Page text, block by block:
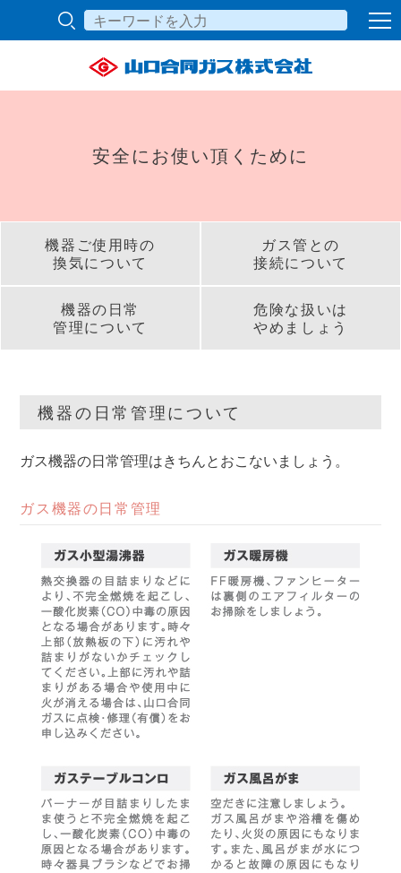
安全にお使い頂くために
機器ご使用時の
換気について
ガス管との
接続について
機器の日常
管理について
危険な扱いは
やめましょう
機器の日常管理について
ガス機器の日常管理はきちんとおこないましょう。
ガス機器の日常管理